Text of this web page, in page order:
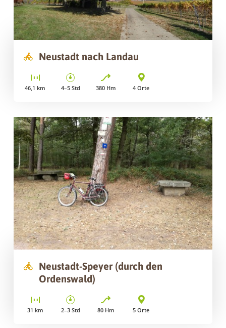
Neustadt nach Landau
46,1 km 4–5Std 380Hm 4 Orte
Neustadt-Speyer (durch den
Ordenswald)
31 km 2–3Std 80Hm 5 Orte